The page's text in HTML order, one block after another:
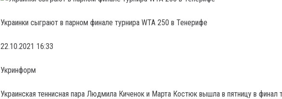
Украинки сыграют в парном финале турнира WTA 250 в Тенерифе
22.10.2021 16:33
Укринформ
Украинская теннисная пара Людмила Киченок и Марта Костюк вышла в пятницу в финал